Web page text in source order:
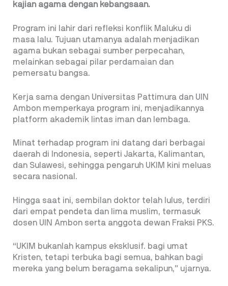
kajian agama dengan kebangsaan.
Program ini lahir dari refleksi konflik Maluku di
masa lalu. Tujuan utamanya adalah menjadikan
agama bukan sebagai sumber perpecahan,
melainkan sebagai pilar perdamaian dan
pemersatu bangsa.
Kerja sama dengan Universitas Pattimura dan UIN
Ambon memperkaya program ini, menjadikannya
platform akademik lintas iman dan lembaga.
Minat terhadap program ini datang dari berbagai
daerah di Indonesia, seperti Jakarta, Kalimantan,
dan Sulawesi, sehingga pengaruh UKIM kini meluas
secara nasional.
Hingga saat ini, sembilan doktor telah lulus, terdiri
dari empat pendeta dan lima muslim, termasuk
dosen UIN Ambon serta anggota dewan Fraksi PKS.
“UKIM bukanlah kampus eksklusif. bagi umat
Kristen, tetapi terbuka bagi semua, bahkan bagi
mereka yang belum beragama sekalipun,” ujarnya.